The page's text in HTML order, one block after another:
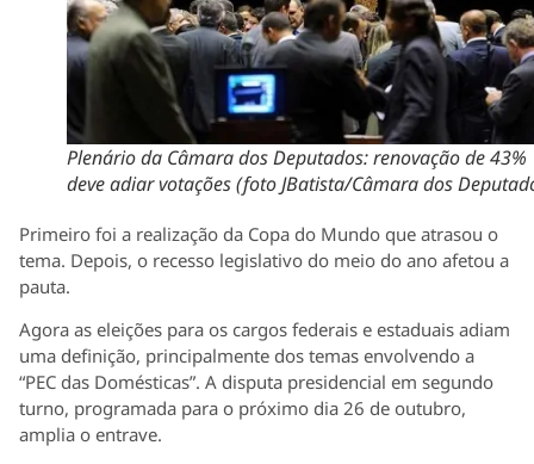
Plenário da Câmara dos Deputados: renovação de 43%
deve adiar votações (foto JBatista/Câmara dos
Primeiro foi a realização da Copa do Mundo que atrasou o
tema. Depois, o recesso legislativo do meio do ano afetou a
pauta.
Agora as eleições para os cargos federais e estaduais adiam
uma definição, principalmente dos temas envolvendo a
“PEC das Domésticas”. A disputa presidencial em segundo
turno, programada para o próximo dia 26 de outubro,
amplia o entrave.